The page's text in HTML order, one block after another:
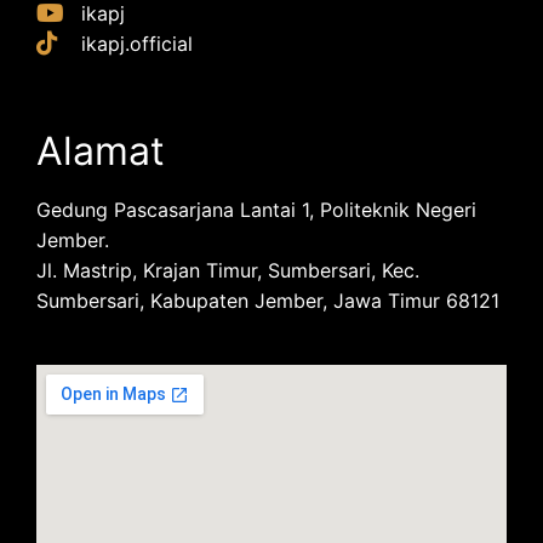
ikapj
ikapj.official
Alamat
Gedung Pascasarjana Lantai 1, Politeknik Negeri
Jember.
Jl. Mastrip, Krajan Timur, Sumbersari, Kec.
Sumbersari, Kabupaten Jember, Jawa Timur 68121